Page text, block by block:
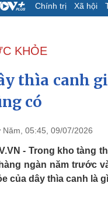
Chính trị Xã hội
nhân sự
diện sự thật
luật
nóng
luật
KHỎE
thìa canh
có
Năm, 05:45, 09/07/2026
- Trong kho tàng
ngàn năm trước
của dây thìa canh là